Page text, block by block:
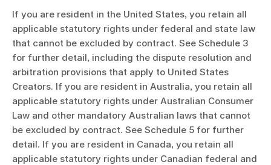
If you are resident in the United States, you retain all
applicable statutory rights under federal and state law
that cannot be excluded by contract. See Schedule 3
for further detail, including the dispute resolution and
arbitration provisions that apply to United States
Creators. If you are resident in Australia, you retain all
applicable statutory rights under Australian Consumer
Law and other mandatory Australian laws that cannot
be excluded by contract. See Schedule 5 for further
detail. If you are resident in Canada, you retain all
applicable statutory rights under Canadian federal and